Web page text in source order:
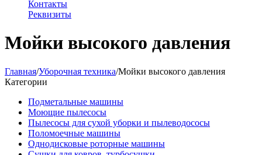
Контакты
Реквизиты
Мойки высокого давления
Главная/Уборочная техника/Мойки высокого давления
Категории
Подметальные машины
Моющие пылесосы
Пылесосы для сухой уборки и пылеводососы
Поломоечные машины
Однодисковые роторные машины